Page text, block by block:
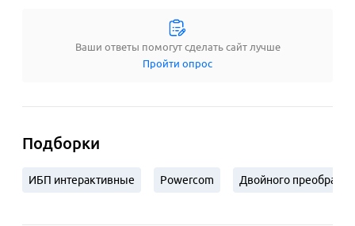
Ваши ответы помогут сделать сайт лучше
Пройти опрос
Подборки
ИБП интерактивные Powercom Двойного